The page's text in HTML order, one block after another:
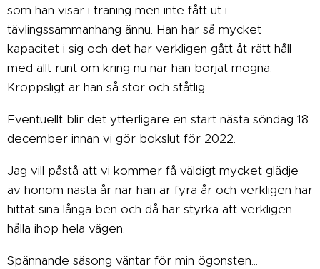
som han visar i träning men inte fått ut i
tävlingssammanhang ännu. Han har så mycket
kapacitet i sig och det har verkligen gått åt rätt håll
med allt runt om kring nu när han börjat mogna.
Kroppsligt är han så stor och ståtlig.
Eventuellt blir det ytterligare en start nästa söndag 18
december innan vi gör bokslut för 2022.
Jag vill påstå att vi kommer få väldigt mycket glädje
av honom nästa år när han är fyra år och verkligen har
hittat sina långa ben och då har styrka att verkligen
hålla ihop hela vägen.
Spännande säsong väntar för min ögonsten...